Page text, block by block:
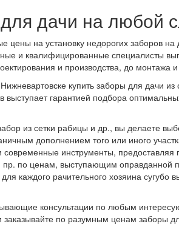
дачи на любой
цены на установку недорогих заборов
и квалифицированные специалисты
и производства, до монтажа
купить заборы для дачи
гарантией подбора
из сетки рабицы и др., вы делаете
дополнением того или иного
инструменты,
пр. по ценам, выступающим оправданной
каждого рачительного хозяина
консультации по любым
по разумным ценам заборы